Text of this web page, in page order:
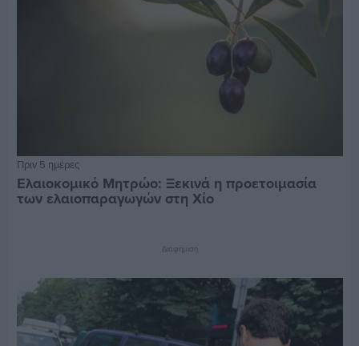
Πριν 5 ημέρες
Ελαιοκομικό Μητρώο: Ξεκινά η προετοιμασία
των ελαιοπαραγωγών στη Χίο
Διαφήμιση